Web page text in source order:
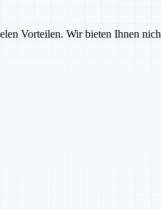
Vorteilen. Wir bieten Ihnen